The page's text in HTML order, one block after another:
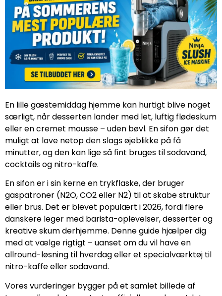
En lille gæstemiddag hjemme kan hurtigt blive noget
særligt, når desserten lander med let, luftig flødeskum
eller en cremet mousse – uden bøvl. En sifon gør det
muligt at lave netop den slags øjeblikke på få
minutter, og den kan lige så fint bruges til sodavand,
cocktails og nitro-kaffe.
En sifon er i sin kerne en trykflaske, der bruger
gaspatroner (N2O, CO2 eller N2) til at skabe struktur
eller brus. Det er blevet populært i 2026, fordi flere
danskere leger med barista-oplevelser, desserter og
kreative skum derhjemme. Denne guide hjælper dig
med at vælge rigtigt – uanset om du vil have en
allround-løsning til hverdag eller et specialværktøj til
nitro-kaffe eller sodavand.
Vores vurderinger bygger på et samlet billede af